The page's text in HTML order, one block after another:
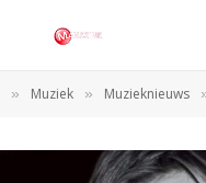
» Muziek » Muzieknieuws